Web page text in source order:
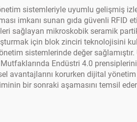
sistemleriyle uyumlu gelişmiş
imkanı sunan gıda güvenli RFID
sağlayan mikroskobik seramik
için blok zinciri teknolojisini
sistemlerinde değer
Endüstri 4.0
avantajlarını korurken dijital
bir sonraki aşamasını temsil